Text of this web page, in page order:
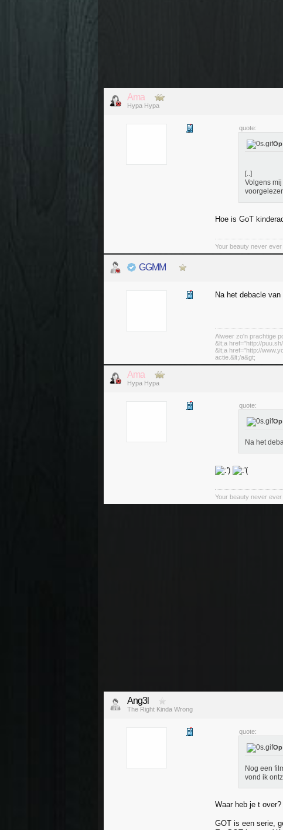
Ama
Hypa Hypa
quote:
Op
[..]
Volgens
Hoe is GoT
Your beauty never ever
GGMM
Na het debacle
Alweer zo'n prachtige
&lt;a href="http://
&lt;a href="http://
actie.&lt;/a&gt;
Ama
Hypa Hypa
quote:
Op
Na het
Your beauty never ever
Ang3l
The Right Kinda Wrong
quote:
Op
Nog een
vond ik
Waar heb je t over?
GOT is een serie,